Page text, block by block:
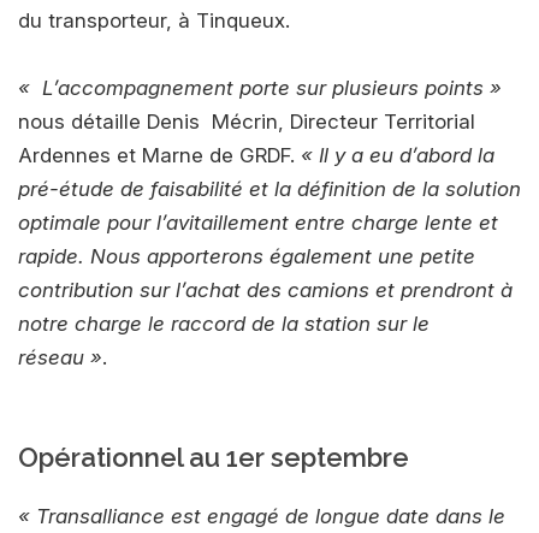
du transporteur, à Tinqueux.
« L’accompagnement porte sur plusieurs points »
nous détaille Denis Mécrin, Directeur Territorial
Ardennes et Marne de GRDF. « Il y a eu d’abord la
pré-étude de faisabilité et la définition de la solution
optimale pour l’avitaillement entre charge lente et
rapide. Nous apporterons également une petite
contribution sur l’achat des camions et prendront à
notre charge le raccord de la station sur le
réseau ».
Opérationnel au 1er septembre
« Transalliance est engagé de longue date dans le